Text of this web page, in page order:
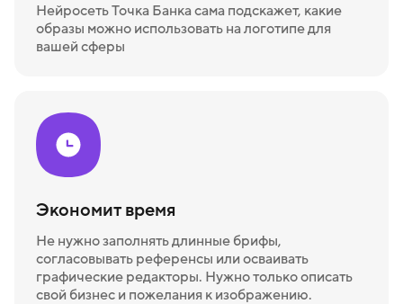
Нейросеть Точка Банка сама подскажет, какие
образы можно использовать на логотипе для
вашей сферы
Экономит время
Не нужно заполнять длинные брифы,
согласовывать референсы или осваивать
графические редакторы. Нужно только описать
свой бизнес и пожелания к изображению.